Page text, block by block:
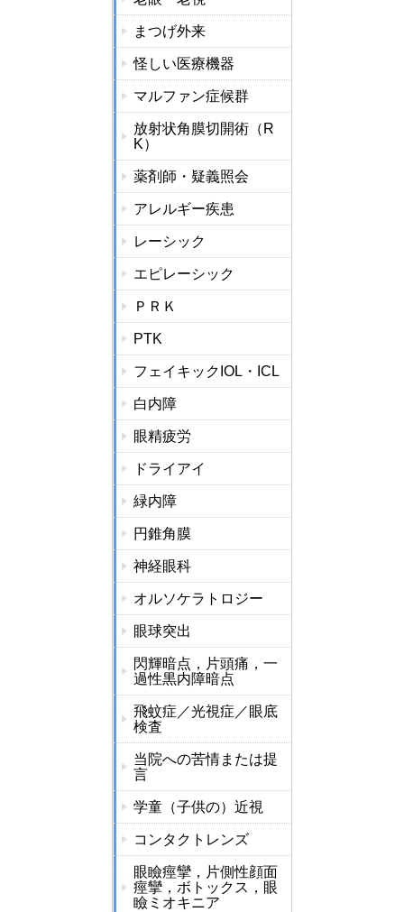
まつげ外来
怪しい医療機器
マルファン症候群
放射状角膜切開術（R
K）
薬剤師・疑義照会
アレルギー疾患
レーシック
エピレーシック
ＰＲＫ
PTK
フェイキックIOL・ICL
白内障
眼精疲労
ドライアイ
緑内障
円錐角膜
神経眼科
オルソケラトロジー
眼球突出
閃輝暗点，片頭痛，一
過性黒内障暗点
飛蚊症／光視症／眼底
検査
当院への苦情または提
言
学童（子供の）近視
コンタクトレンズ
眼瞼痙攣，片側性顔面
痙攣，ボトックス，眼
瞼ミオキニア